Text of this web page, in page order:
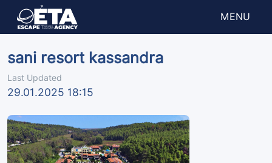
MENU
sani resort kassandra
Last Updated
29.01.2025 18:15